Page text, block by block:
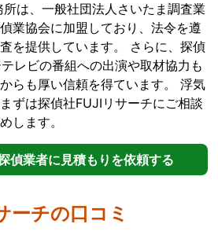
は、一般社団法人さいたま調査業
業協会に加盟しており、法令を遵
を提供しています。 さらに、探偵
レビの番組への出演や取材協力も
らも厚い信頼を得ています。 浮気
ずは探偵社FUJIリサーチにご相談
します。
偵業者に見積もりを依頼する
ーチの口コミ